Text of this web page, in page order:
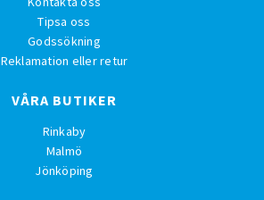
Tipsa oss
Godssökning
Reklamation eller retur
VÅRA BUTIKER
Rinkaby
Malmö
Jönköping